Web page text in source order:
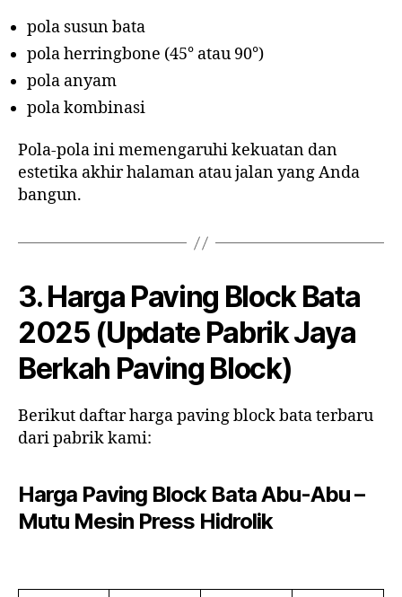
pola susun bata
pola herringbone (45° atau 90°)
pola anyam
pola kombinasi
Pola-pola ini memengaruhi kekuatan dan
estetika akhir halaman atau jalan yang Anda
bangun.
3. Harga Paving Block Bata
2025 (Update Pabrik Jaya
Berkah Paving Block)
Berikut daftar harga paving block bata terbaru
dari pabrik kami:
Harga Paving Block Bata Abu-Abu –
Mutu Mesin Press Hidrolik